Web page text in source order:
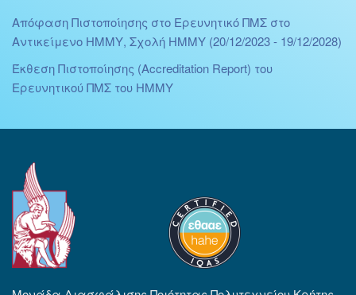
Απόφαση Πιστοποίησης στο Ερευνητικό ΠΜΣ στο
Αντικείμενο ΗΜΜΥ, Σχολή ΗΜΜΥ (20/12/2023 - 19/12/2028)
Έκθεση Πιστοποίησης (Accreditation Report) του
Ερευνητικού ΠΜΣ του ΗΜΜΥ